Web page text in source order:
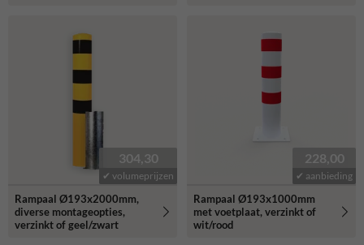
304,30
✔ volumeprijzen
Rampaal Ø193x2000mm,
diverse montageopties,
verzinkt of geel/zwart
228,00
✔ aanbieding
Rampaal Ø193x1000mm
met voetplaat, verzinkt of
wit/rood